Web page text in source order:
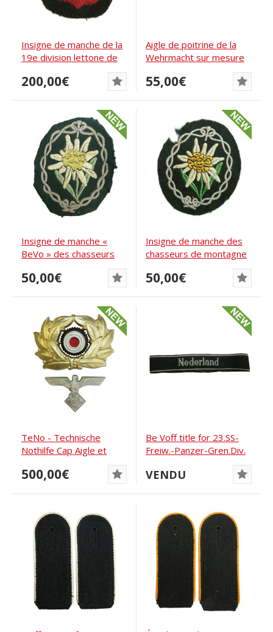
Insigne de manche de la
19e division lettone de
200,00€
Aigle de poitrine de la
Wehrmacht sur mesure
55,00€
Insigne de manche «
BeVo » des chasseurs
50,00€
Insigne de manche des
chasseurs de montagne
50,00€
TeNo - Technische
Nothilfe Cap Aigle et
500,00€
Be Voff title for 23.SS-
Freiw.-Panzer-Gren.Div.
VENDU